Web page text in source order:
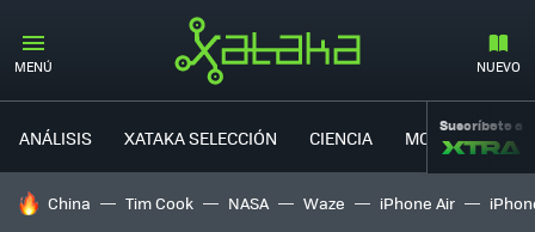
MENÚ NUEVO
ANÁLISIS XATAKA SELECCIÓN CIENCIA MOVILIDAD
Suscríbete a
HOY SE HABLA DE
China Tim Cook NASA Waze iPhone Air